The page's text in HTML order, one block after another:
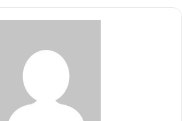
समय से पहले ही पूरा करने का प्रयास किया जा
अभियान में अभी तक फाइल रिकॉर्ड मैनेजमेंट के
की समीक्षा की गई, वीडिंग के लिए 3100 से